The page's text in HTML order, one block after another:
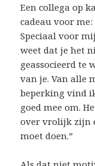
Een collega op
cadeau voor
Speciaal voor
weet dat je het
geassocieerd te
van je. Van alle
beperking vind
goed mee om.
over vrolijk zijn
moet doen.”